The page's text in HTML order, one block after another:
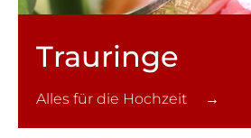
Trauringe
Alles für die Hochzeit →